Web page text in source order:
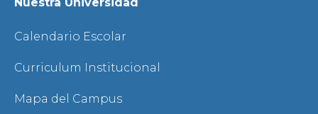
Calendario Escolar
Curriculum Institucional
Mapa del Campus